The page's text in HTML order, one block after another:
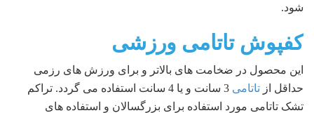
شود.
کفپوش تاتامی ورزشی
این محصول در ضخامت های بالاتر و برای ورزش های رزمی
حداقل از تاتامی
3 سانت و یا 4 سانت استفاده می گردد. تراکم
تشک تاتامی مورد استفاده برای بزرگسالان و استفاده های